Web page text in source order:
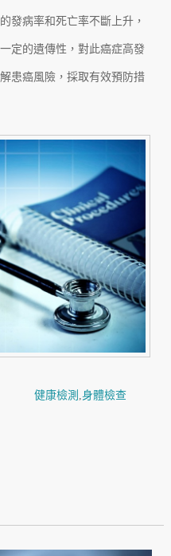
發病率和死亡率不斷上升，
定的遺傳性，對此癌症高發
解患癌風險，採取有效預防措
健康檢測 ,身體檢查